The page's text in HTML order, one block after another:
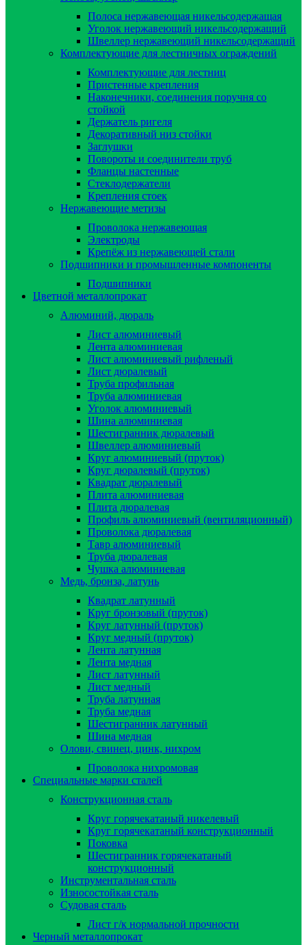
Полоса нержавеющая никельсодержащая
Уголок нержавеющий никельсодержащий
Швеллер нержавеющий никельсодержащий
Комплектующие для лестничных ограждений
Комплектующие для лестниц
Пристенные крепления
Наконечники, соединения поручня со
стойкой
Держатель ригеля
Декоративный низ стойки
Заглушки
Повороты и соединители труб
Фланцы настенные
Стеклодержатели
Крепления стоек
Нержавеющие метизы
Проволока нержавеющая
Электроды
Крепёж из нержавеющей стали
Подшипники и промышленные компоненты
Подшипники
Цветной металлопрокат
Алюминий, дюраль
Лист алюминиевый
Лента алюминиевая
Лист алюминиевый рифленый
Лист дюралевый
Труба профильная
Труба алюминиевая
Уголок алюминиевый
Шина алюминиевая
Шестигранник дюралевый
Швеллер алюминиевый
Круг алюминиевый (пруток)
Круг дюралевый (пруток)
Квадрат дюралевый
Плита алюминиевая
Плита дюралевая
Профиль алюминиевый (вентиляционный)
Проволока дюралевая
Тавр алюминиевый
Труба дюралевая
Чушка алюминиевая
Медь, бронза, латунь
Квадрат латунный
Круг бронзовый (пруток)
Круг латунный (пруток)
Круг медный (пруток)
Лента латунная
Лента медная
Лист латунный
Лист медный
Труба латунная
Труба медная
Шестигранник латунный
Шина медная
Олови, свинец, цинк, нихром
Проволока нихромовая
Специальные марки сталей
Конструкционная сталь
Круг горячекатаный никелевый
Круг горячекатаный конструкционный
Поковка
Шестигранник горячекатаный
конструкционный
Инструментальная сталь
Износостойкая сталь
Судовая сталь
Лист г/к нормальной прочности
Черный металлопрокат